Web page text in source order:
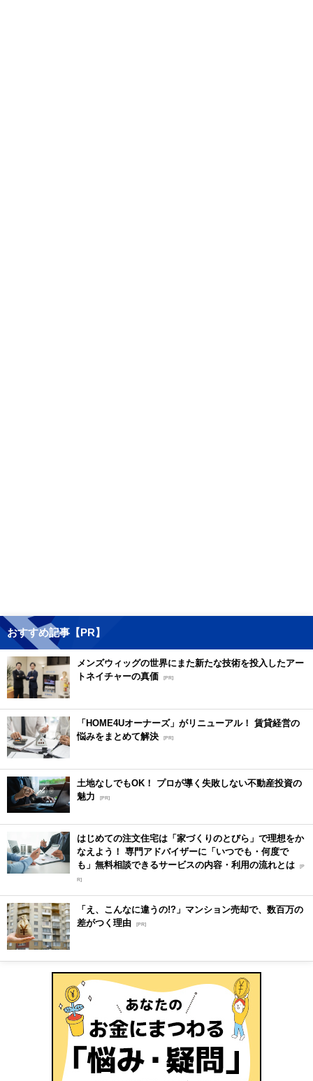
おすすめ記事【PR】
メンズウィッグの世界にまた新たな技術を投入したアー
トネイチャーの真価 [PR]
「HOME4Uオーナーズ」がリニューアル！ 賃貸経営の
悩みをまとめて解決 [PR]
土地なしでもOK！ プロが導く失敗しない不動産投資の
魅力
[PR]
はじめての注文住宅は「家づくりのとびら」で理想をか
なえよう！ 専門アドバイザーに「いつでも・何度で
も」無料相談できるサービスの内容・利用の流れとは [P
R]
「え、こんなに違うの!?」マンション売却で、数百万の
差がつく理由 [PR]